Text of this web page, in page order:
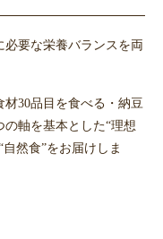
要な栄養バランスを両
材30品目を食べる・納豆
軸を基本とした“理想
然食”をお届けしま